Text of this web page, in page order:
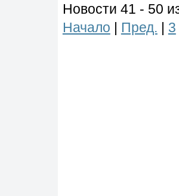
Новости 41 - 50
Начало | Пред. | 3